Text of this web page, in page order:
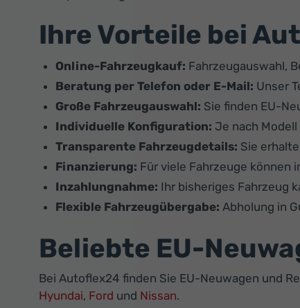
Ihre Vorteile bei
Online-Fahrzeugkauf: Fahrzeugauswahl,
Beratung per Telefon oder E-Mail: Unser
Große Fahrzeugauswahl: Sie finden EU-
Individuelle Konfiguration: Je nach
Transparente Fahrzeugdetails: Sie
Finanzierung: Für viele Fahrzeuge können
Inzahlungnahme: Ihr bisheriges Fahrzeug
Flexible Fahrzeugübergabe: Abholung in
Beliebte EU-
Bei Autoflex24 finden Sie EU-Neuwagen und
Hyundai, Ford und Nissan.